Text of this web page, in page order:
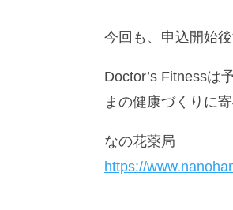
今回も、申込開始
Doctor’s Fitnessは
まの健康づくりに
なの花薬局
https://